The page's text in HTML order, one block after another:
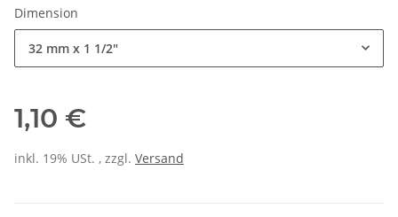
Dimension
32 mm x 1 1/2"
1,10 €
inkl. 19% USt. , zzgl. Versand